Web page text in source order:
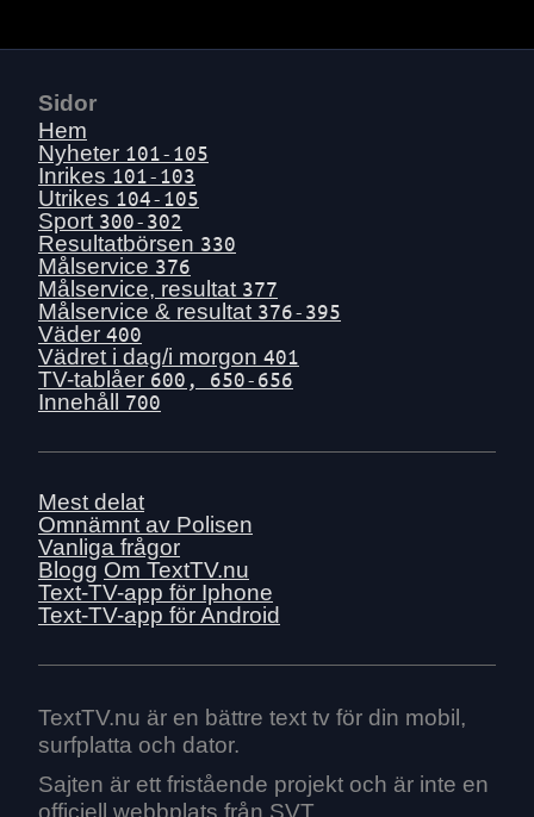
Mån 6 juli
Lör 4 juli
Fre 3 juli
Tors 2 juli
Ons 1 juli
Tis 30 juni
Mån 29 juni
Sön 28 juni
Lör 27 juni
Fre 26 juni
Tors 25 juni
Ons 24 juni
Mån 22 juni
Sön 21 juni
Lör 20 juni
Fre 19 juni
Tis 16 juni
Mån 15 juni
Sön 14 juni
Sidor
Hem
Nyheter 101-105
Inrikes 101-103
Utrikes 104-105
Sport 300-302
Resultatbörsen 330
Målservice 376
Målservice, resultat 377
Målservice & resultat 376-395
Väder 400
Vädret i dag/i morgon 401
TV-tablåer 600, 650-656
Innehåll 700
Mest delat
Omnämnt av Polisen
Vanliga frågor
Blogg Om TextTV.nu
Text-TV-app för Iphone
Text-TV-app för Android
TextTV.nu är en bättre text tv för din mobil,
surfplatta och dator.
Sajten är ett fristående projekt och är inte en
officiell webbplats från SVT.